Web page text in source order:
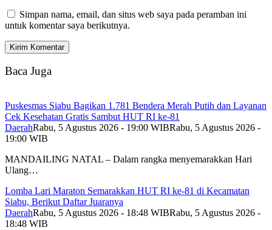
Simpan nama, email, dan situs web saya pada peramban ini
untuk komentar saya berikutnya.
Baca Juga
Puskesmas Siabu Bagikan 1.781 Bendera Merah Putih dan Layanan
Cek Kesehatan Gratis Sambut HUT RI ke-81
DaerahRabu, 5 Agustus 2026 - 19:00 WIBRabu, 5 Agustus 2026 -
19:00 WIB
MANDAILING NATAL – Dalam rangka menyemarakkan Hari
Ulang…
Lomba Lari Maraton Semarakkan HUT RI ke-81 di Kecamatan
Siabu, Berikut Daftar Juaranya
DaerahRabu, 5 Agustus 2026 - 18:48 WIBRabu, 5 Agustus 2026 -
18:48 WIB